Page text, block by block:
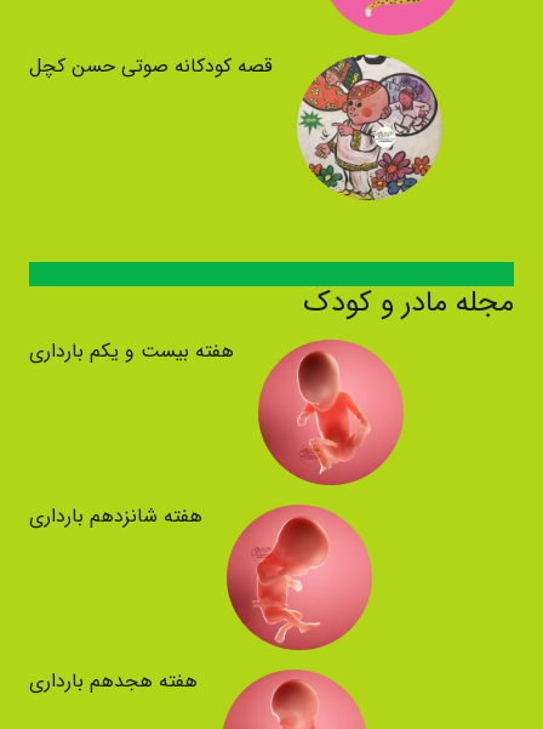
قصه کودکانه صوتی حسن کچل
مجله مادر و کودک
هفته بیست و یکم بارداری
هفته شانزدهم بارداری
هفته هجدهم بارداری